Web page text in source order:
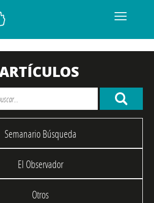
Semanario Búsqueda
El Observador
Otros